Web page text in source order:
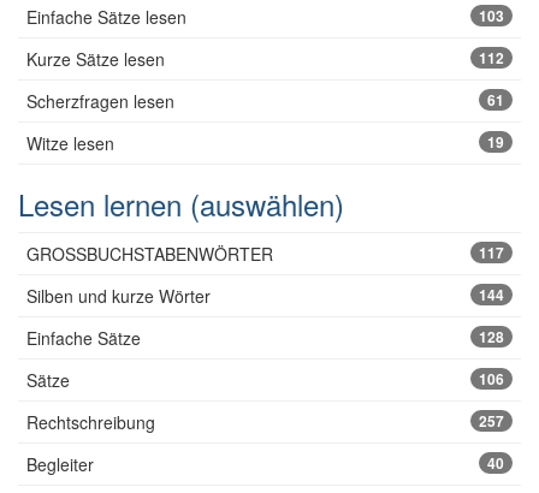
Einfache Sätze lesen 103
Kurze Sätze lesen 112
Scherzfragen lesen 61
Witze lesen 19
Lesen lernen (auswählen)
GROSSBUCHSTABENWÖRTER 117
Silben und kurze Wörter 144
Einfache Sätze 128
Sätze 106
Rechtschreibung 257
Begleiter 40